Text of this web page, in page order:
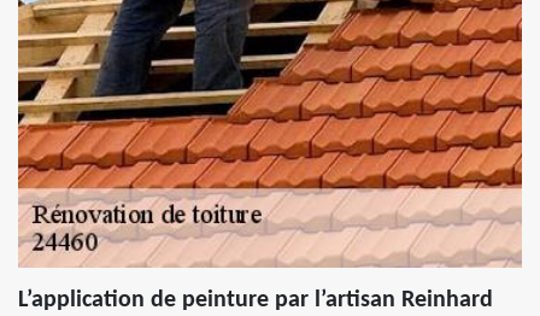
L’application de peinture par l’artisan Reinhard